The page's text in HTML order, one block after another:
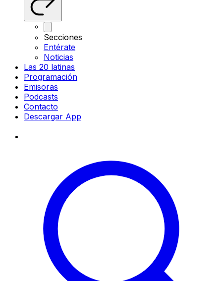
Secciones
Entérate
Noticias
Las 20 latinas
Programación
Emisoras
Podcasts
Contacto
Descargar App